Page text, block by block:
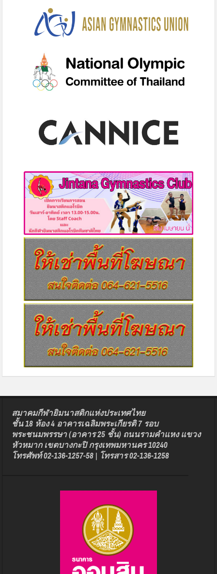
สมาคมกีฬายิมนาสติกแห่งประเทศไทย
ชั้น 18 ห้อง 4 อาคารเฉลิมพระเกียรติ 7 รอบ
พระชนมพรรษา (อาคาร 25 ชั้น) ถนนรามคำแหง แขวง
หัวหมาก เขตบางกะปิ กรุงเทพมหานคร 10240
โทรศัพท์ 02-136-1257-58 | โทรสาร 02-136-1258